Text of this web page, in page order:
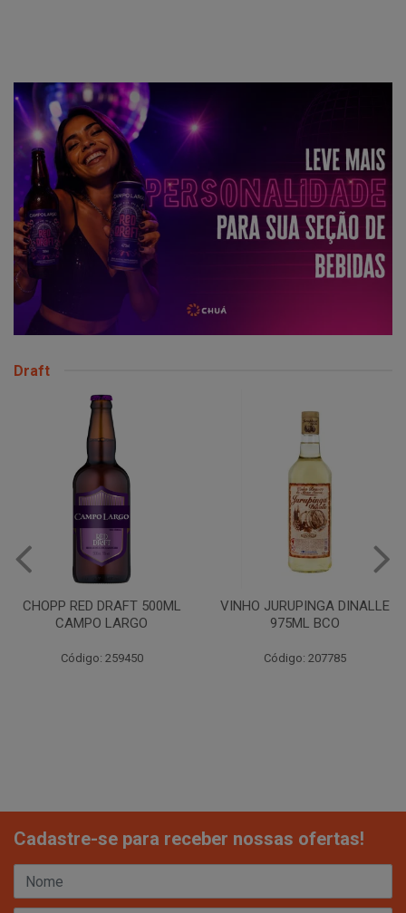
Draft
CHOPP RED DRAFT 500ML
CAMPO LARGO
Código: 259450
VINHO JURUPINGA DINALLE
975ML BCO
Código: 207785
Cadastre-se para receber nossas ofertas!